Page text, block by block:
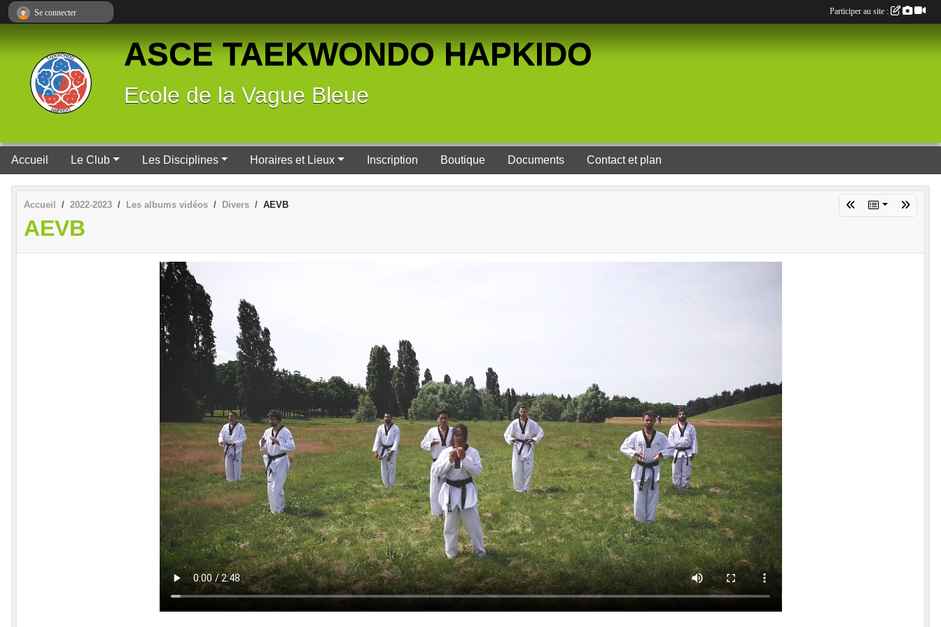
ASCE TAEKWONDO HAPKIDO
Ecole de la Vague Bleue
Accueil Le Club Les Disciplines Horaires et Lieux Inscription Boutique Documents Contact et plan
Accueil 2022-2023 Les albums vidéos Divers AEVB
AEVB
Se connecter Participer au site :
Panneau de gestion des cookies